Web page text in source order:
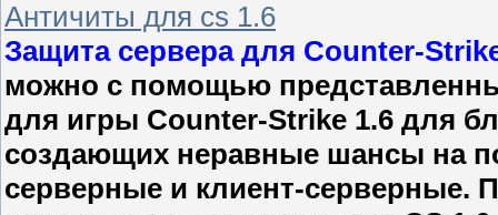
Античиты для cs 1.6
Защита сервера для Counter-
можно с помощью
для игры Counter-Strike 1.6 для
создающих неравные шансы на
серверные и клиент-серверные.